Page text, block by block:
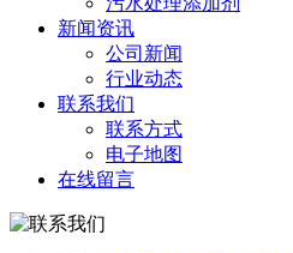
新闻资讯
公司新闻
行业动态
联系我们
联系方式
电子地图
在线留言